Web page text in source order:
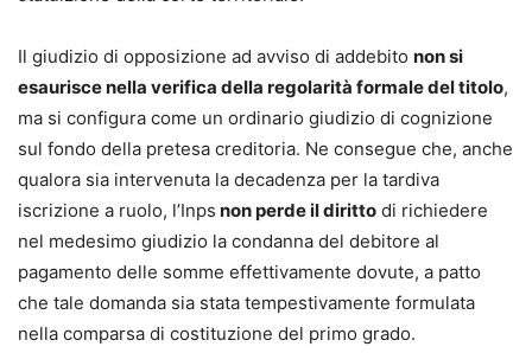
Il giudizio di opposizione ad avviso di addebito non si
esaurisce nella verifica della regolarità formale del titolo,
ma si configura come un ordinario giudizio di cognizione
sul fondo della pretesa creditoria. Ne consegue che, anche
qualora sia intervenuta la decadenza per la tardiva
iscrizione a ruolo, l’Inps non perde il diritto di richiedere
nel medesimo giudizio la condanna del debitore al
pagamento delle somme effettivamente dovute, a patto
che tale domanda sia stata tempestivamente formulata
nella comparsa di costituzione del primo grado.